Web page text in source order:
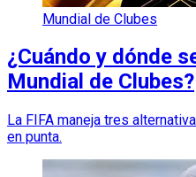
Mundial de Clubes
¿Cuándo y dónde
Mundial de Clubes?
La FIFA maneja tres
en punta.